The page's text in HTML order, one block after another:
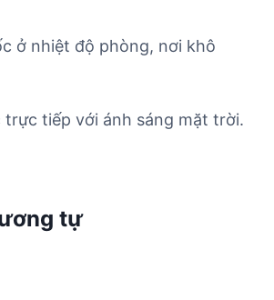
ở nhiệt độ phòng, nơi khô
trực tiếp với ánh sáng mặt trời.
tự